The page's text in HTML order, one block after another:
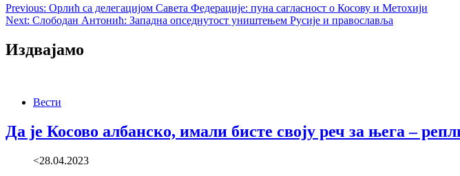
Previous: Орлић са делегацијом Савета Федерације: пуна сагласност о Косову и Метохији
Next: Слободан Антонић: Западна опседнутост уништењем Русије и православља
Издвајамо
Вести
Да је Косово албанско, имали бисте своју реч за њега –
<28.04.2023